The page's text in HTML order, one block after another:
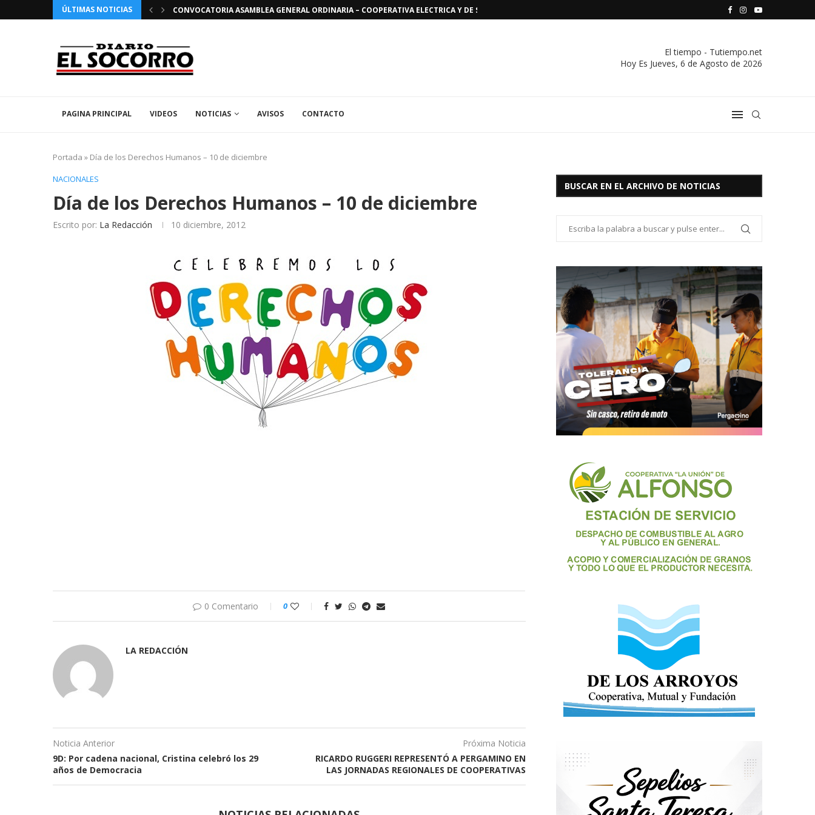
ÚLTIMAS NOTICIAS
PATRONALES 2026 EN EL SOCORRO CONVOCATORIA ASAMBLEA GENERAL ORDINARIA – COOPERATIVA ELECTRICA Y DE SERVICIOS PUBLICOS VIVIENDA Y CREDITO DE EL SOCORRO LTDA.
COMUNICADO IMPORTANTE DE LA COOPERATIVA
El tiempo - Tutiempo.net
Hoy Es Jueves, 6 de Agosto de 2026
PAGINA PRINCIPAL VIDEOS NOTICIAS AVISOS CONTACTO
Portada » Día de los Derechos Humanos – 10 de diciembre
NACIONALES
Día de los Derechos Humanos – 10 de diciembre
Escrito por: La Redacción 10 diciembre, 2012
0 Comentario 0
LA REDACCIÓN
Noticia Anterior
9D: Por cadena nacional, Cristina celebró los 29
años de Democracia
Próxima Noticia
RICARDO RUGGERI REPRESENTÓ A PERGAMINO EN
LAS JORNADAS REGIONALES DE COOPERATIVAS
BUSCAR EN EL ARCHIVO DE NOTICIAS